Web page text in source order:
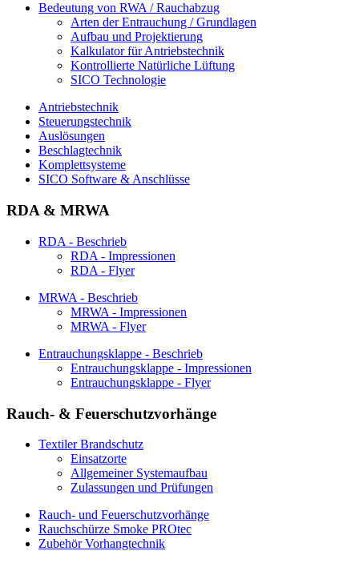
Bedeutung von RWA / Rauchabzug
Arten der Entrauchung / Grundlagen
Aufbau und Projektierung
Kalkulator für Antriebstechnik
Kontrollierte Natürliche Lüftung
SICO Technologie
Antriebstechnik
Steuerungstechnik
Auslösungen
Beschlagtechnik
Komplettsysteme
SICO Software & Anschlüsse
RDA & MRWA
RDA - Beschrieb
RDA - Impressionen
RDA - Flyer
MRWA - Beschrieb
MRWA - Impressionen
MRWA - Flyer
Entrauchungsklappe - Beschrieb
Entrauchungsklappe - Impressionen
Entrauchungsklappe - Flyer
Rauch- & Feuerschutzvorhänge
Textiler Brandschutz
Einsatzorte
Allgemeiner Systemaufbau
Zulassungen und Prüfungen
Rauch- und Feuerschutzvorhänge
Rauchschürze Smoke PROtec
Zubehör Vorhangtechnik